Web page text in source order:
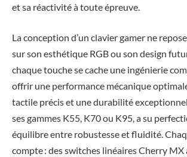
et sa réactivité à toute épreuve.
La conception d’un clavier gamer ne
sur son esthétique RGB ou son design
chaque touche se cache une ingénierie
offrir une performance mécanique
tactile précis et une durabilité
ses gammes K55, K70 ou K95, a su
équilibre entre robustesse et fluidité.
compte : des switches linéaires Cherry MX